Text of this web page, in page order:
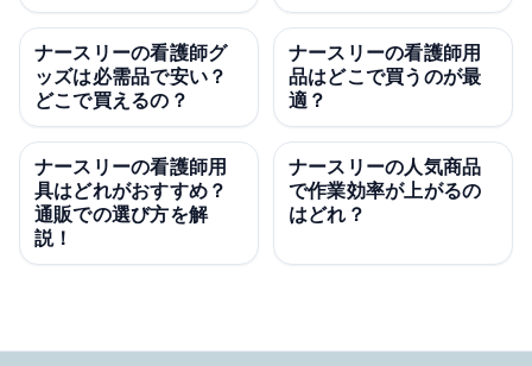
ナースリーの看護師グ
ッズは必需品で安い？
どこで買えるの？
ナースリーの看護師用
品はどこで買うのが最
適？
ナースリーの看護師用
具はどれがおすすめ？
通販での選び方を解
説！
ナースリーの人気商品
で作業効率が上がるの
はどれ？